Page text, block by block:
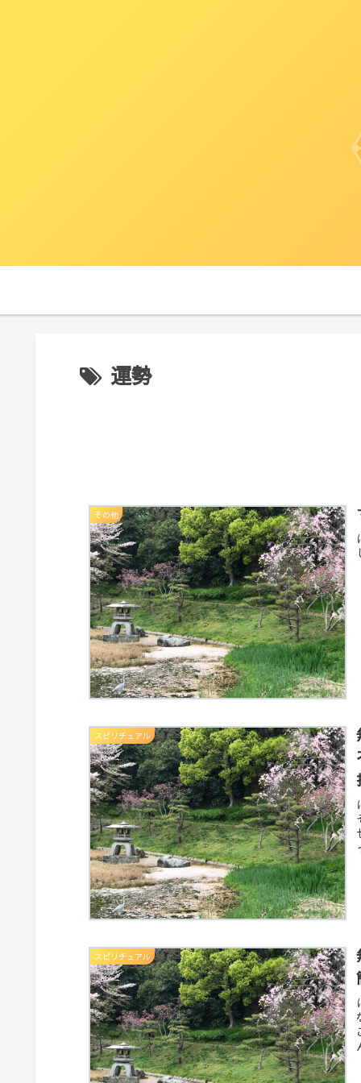
運勢
その他
スピリチュアル
スピリチュアル